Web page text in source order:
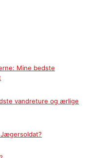
Mine bedste
vandreture og ærlige